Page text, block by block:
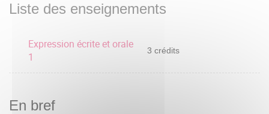
Liste des enseignements
Expression écrite et orale
1
3 crédits
En bref